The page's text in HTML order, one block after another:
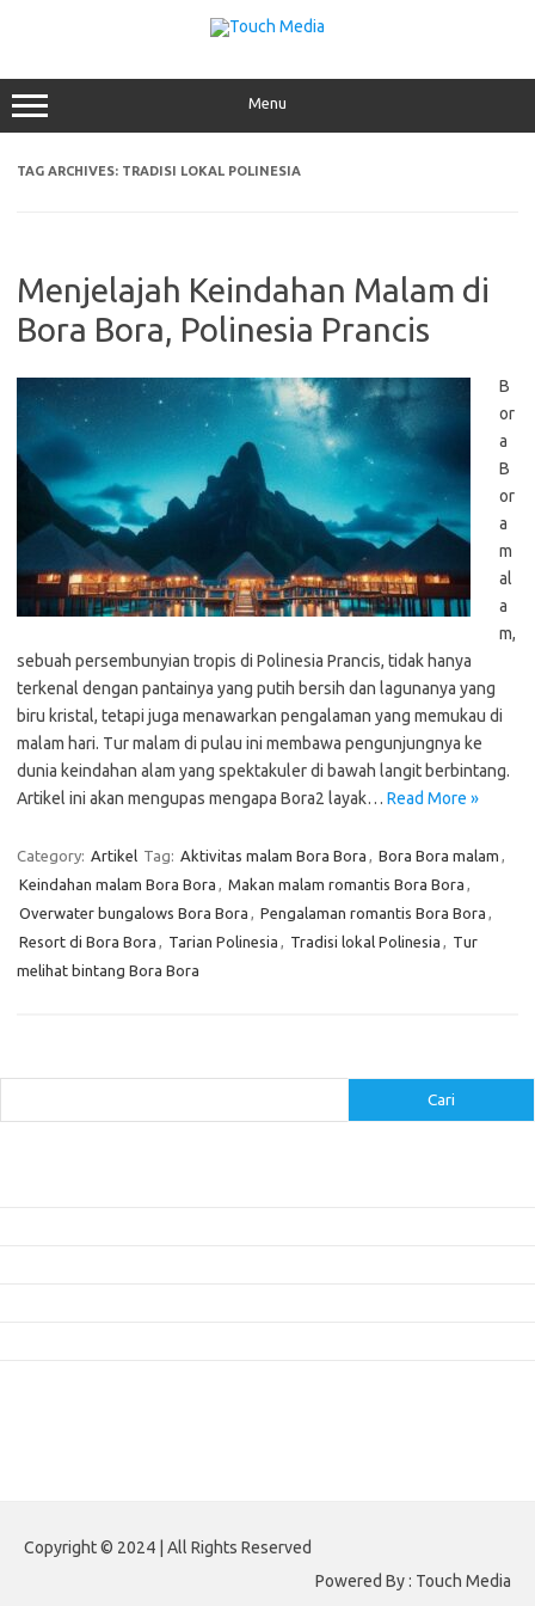
Menu
TAG ARCHIVES: TRADISI LOKAL POLINESIA
Menjelajah Keindahan Malam di
Bora Bora, Polinesia Prancis
B
or
a
B
or
a
m
al
a
m,
sebuah persembunyian tropis di Polinesia Prancis, tidak hanya
terkenal dengan pantainya yang putih bersih dan lagunanya yang
biru kristal, tetapi juga menawarkan pengalaman yang memukau di
malam hari. Tur malam di pulau ini membawa pengunjungnya ke
dunia keindahan alam yang spektakuler di bawah langit berbintang.
Artikel ini akan mengupas mengapa Bora2 layak… Read More »
Category: Artikel Tag: Aktivitas malam Bora Bora , Bora Bora malam ,
Keindahan malam Bora Bora , Makan malam romantis Bora Bora ,
Overwater bungalows Bora Bora , Pengalaman romantis Bora Bora ,
Resort di Bora Bora , Tarian Polinesia , Tradisi lokal Polinesia , Tur
melihat bintang Bora Bora
Cari
Copyright © 2024 | All Rights Reserved
Powered By : Touch Media